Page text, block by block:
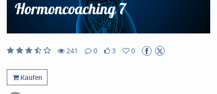
241
views
0
Kommentare
3
likes
0
favorites
Kaufen